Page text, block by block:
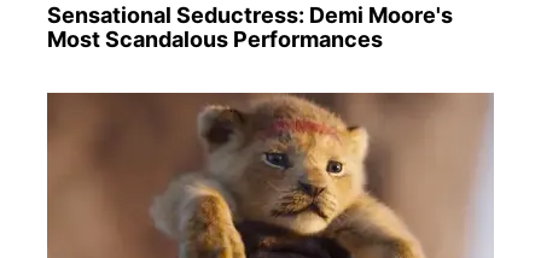
Sensational Seductress: Demi Moore's
Most Scandalous Performances